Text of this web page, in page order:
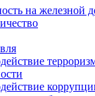
на железной